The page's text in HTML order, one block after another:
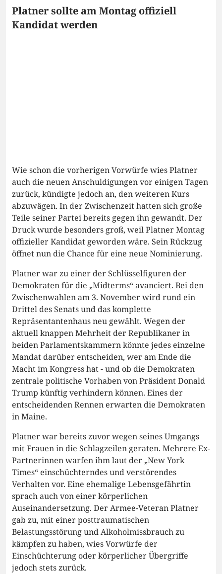
Platner sollte am Montag offiziell
Kandidat werden
Wie schon die vorherigen Vorwürfe wies Platner
auch die neuen Anschuldigungen vor einigen Tagen
zurück, kündigte jedoch an, den weiteren Kurs
abzuwägen. In der Zwischenzeit hatten sich große
Teile seiner Partei bereits gegen ihn gewandt. Der
Druck wurde besonders groß, weil Platner Montag
offizieller Kandidat geworden wäre. Sein Rückzug
öffnet nun die Chance für eine neue Nominierung.
Platner war zu einer der Schlüsselfiguren der
Demokraten für die „Midterms“ avanciert. Bei den
Zwischenwahlen am 3. November wird rund ein
Drittel des Senats und das komplette
Repräsentantenhaus neu gewählt. Wegen der
aktuell knappen Mehrheit der Republikaner in
beiden Parlamentskammern könnte jedes einzelne
Mandat darüber entscheiden, wer am Ende die
Macht im Kongress hat - und ob die Demokraten
zentrale politische Vorhaben von Präsident Donald
Trump künftig verhindern können. Eines der
entscheidenden Rennen erwarten die Demokraten
in Maine.
Platner war bereits zuvor wegen seines Umgangs
mit Frauen in die Schlagzeilen geraten. Mehrere Ex-
Partnerinnen warfen ihm laut der „New York
Times“ einschüchterndes und verstörendes
Verhalten vor. Eine ehemalige Lebensgefährtin
sprach auch von einer körperlichen
Auseinandersetzung. Der Armee-Veteran Platner
gab zu, mit einer posttraumatischen
Belastungsstörung und Alkoholmissbrauch zu
kämpfen zu haben, wies Vorwürfe der
Einschüchterung oder körperlicher Übergriffe
jedoch stets zurück.